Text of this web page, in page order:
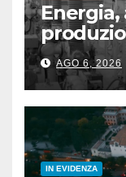
AGO 6, 2026
IN EVIDENZA